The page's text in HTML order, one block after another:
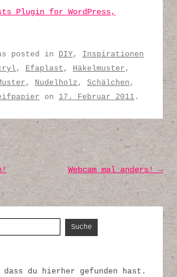
posted in DIY, Inspirationen
, Efaplast , Häkelmuster ,
, Nudelholz , Schälchen ,
on 17. Februar 2011 .
Webcam mal anders! →
du hierher gefunden hast.